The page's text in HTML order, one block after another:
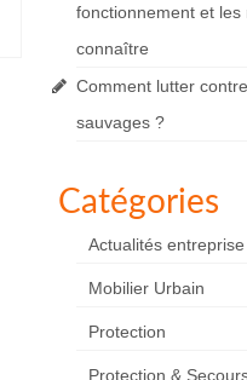
fonctionnement et les
connaître
Comment lutter
sauvages ?
Catégories
Actualités entreprise
Mobilier Urbain
Protection
Protection &